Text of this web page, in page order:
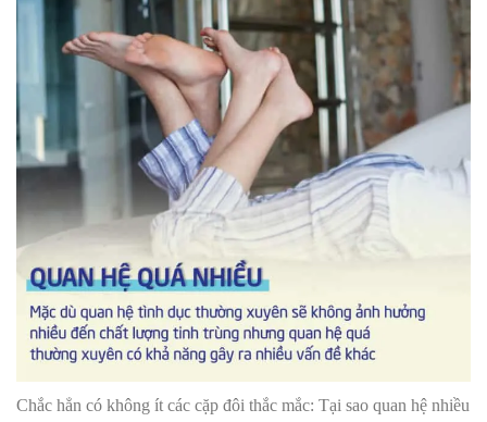
Chắc hẳn có không ít các cặp đôi thắc mắc: Tại sao quan hệ nhiều